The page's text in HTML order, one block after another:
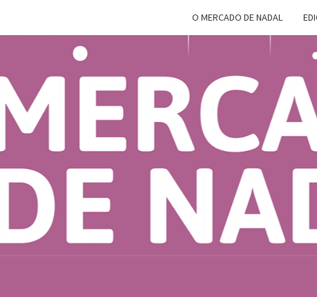
O MERCADO DE NADAL
Do 28
Ao 5 De
Xaneiro